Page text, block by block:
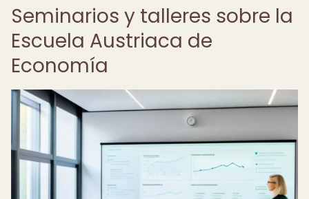
Seminarios y talleres sobre la
Escuela Austriaca de
Economía